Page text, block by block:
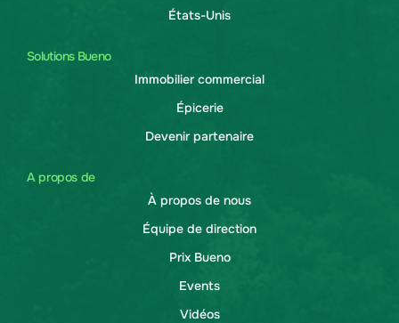
États-Unis
Solutions Bueno
Immobilier commercial
Épicerie
Devenir partenaire
A propos de
À propos de nous
Équipe de direction
Prix Bueno
Events
Vidéos